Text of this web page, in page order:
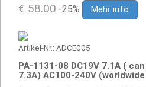
€ 58.00 -25% Mehr info
Artikel-Nr.: ADCE005
PA-1131-08 DC19V 7.1A (
7.3A) AC100-240V